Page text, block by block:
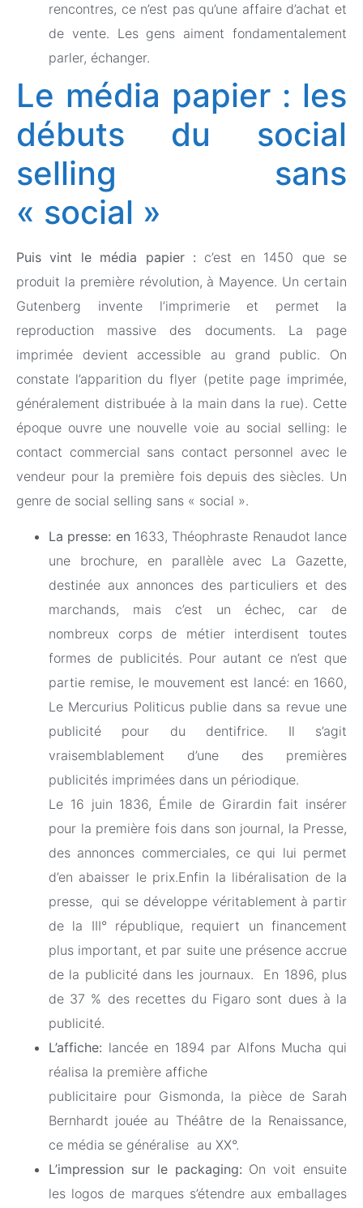
rencontres, ce n’est pas qu’une affaire d’achat et
de vente. Les gens aiment fondamentalement
parler, échanger.
Le média papier : les
débuts du social
selling sans
« social »
Puis vint le média papier : c’est en 1450 que se
produit la première révolution, à Mayence. Un certain
Gutenberg invente l’imprimerie et permet la
reproduction massive des documents. La page
imprimée devient accessible au grand public. On
constate l’apparition du flyer (petite page imprimée,
généralement distribuée à la main dans la rue). Cette
époque ouvre une nouvelle voie au social selling: le
contact commercial sans contact personnel avec le
vendeur pour la première fois depuis des siècles. Un
genre de social selling sans « social ».
La presse: en 1633, Théophraste Renaudot lance
une brochure, en parallèle avec La Gazette,
destinée aux annonces des particuliers et des
marchands, mais c’est un échec, car de
nombreux corps de métier interdisent toutes
formes de publicités. Pour autant ce n’est que
partie remise, le mouvement est lancé: en 1660,
Le Mercurius Politicus publie dans sa revue une
publicité pour du dentifrice. Il s’agit
vraisemblablement d’une des premières
publicités imprimées dans un périodique.
Le 16 juin 1836, Émile de Girardin fait insérer
pour la première fois dans son journal, la Presse,
des annonces commerciales, ce qui lui permet
d’en abaisser le prix.Enfin la libéralisation de la
presse, qui se développe véritablement à partir
de la III° république, requiert un financement
plus important, et par suite une présence accrue
de la publicité dans les journaux. En 1896, plus
de 37 % des recettes du Figaro sont dues à la
publicité.
L’affiche: lancée en 1894 par Alfons Mucha qui
réalisa la première affiche
publicitaire pour Gismonda, la pièce de Sarah
Bernhardt jouée au Théâtre de la Renaissance,
ce média se généralise au XX°.
L’impression sur le packaging: On voit ensuite
les logos de marques s’étendre aux emballages